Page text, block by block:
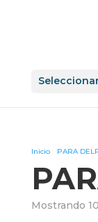
Inicio/ PARA
Mostrando